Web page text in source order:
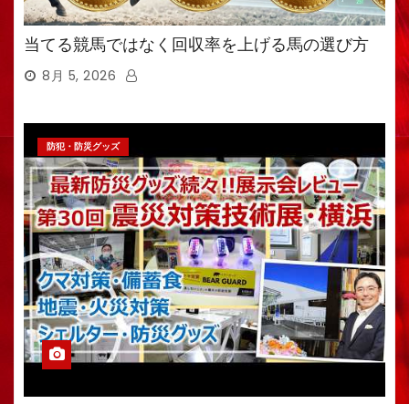
当てる競馬ではなく回収率を上げる馬の選び方
8月 5, 2026
防犯・防災グッズ